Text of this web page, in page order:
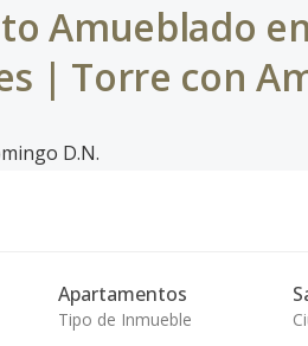
Amueblado
| Torre con
D.N.
Apartamentos
Tipo de Inmueble